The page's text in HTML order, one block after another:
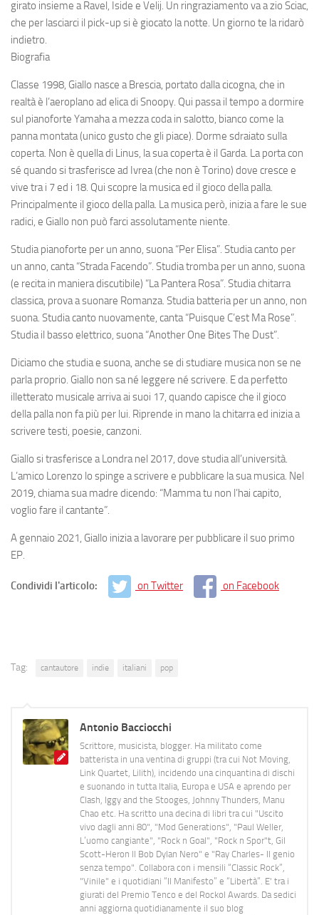
girato insieme a Ravel, Iside e Velij. Un ringraziamento va a zio Sciac,
che per lasciarci il pick-up si è giocato la notte. Un giorno te la ridarò
indietro.
Biografia
Classe 1998, Giallo nasce a Brescia, portato dalla cicogna, che in
realtà è l’aeroplano ad elica di Snoopy. Qui passa il tempo a dormire
sul pianoforte Yamaha a mezza coda in salotto, bianco come la
panna montata (unico gusto che gli piace). Dorme sdraiato sulla
coperta. Non è quella di Linus, la sua coperta è il Garda. La porta con
sé quando si trasferisce ad Ivrea (che non è Torino) dove cresce e
vive tra i 7 ed i 18. Qui scopre la musica ed il gioco della palla.
Principalmente il gioco della palla. La musica però, inizia a fare le sue
radici, e Giallo non può farci assolutamente niente.
Studia pianoforte per un anno, suona “Per Elisa”. Studia canto per
un anno, canta “Strada Facendo”. Studia tromba per un anno, suona
(e recita in maniera discutibile) “La Pantera Rosa”. Studia chitarra
classica, prova a suonare Romanza. Studia batteria per un anno, non
suona. Studia canto nuovamente, canta “Puisque C’est Ma Rose”.
Studia il basso elettrico, suona “Another One Bites The Dust”.
Diciamo che studia e suona, anche se di studiare musica non se ne
parla proprio. Giallo non sa né leggere né scrivere. E da perfetto
illetterato musicale arriva ai suoi 17, quando capisce che il gioco
della palla non fa più per lui. Riprende in mano la chitarra ed inizia a
scrivere testi, poesie, canzoni.
Giallo si trasferisce a Londra nel 2017, dove studia all’università.
L’amico Lorenzo lo spinge a scrivere e pubblicare la sua musica. Nel
2019, chiama sua madre dicendo: “Mamma tu non l’hai capito,
voglio fare il cantante”.
A gennaio 2021, Giallo inizia a lavorare per pubblicare il suo primo
EP.
Condividi l'articolo: on Twitter on Facebook
Tag: cantautore indie italiani pop
Antonio Bacciocchi
Scrittore, musicista, blogger. Ha militato come
batterista in una ventina di gruppi (tra cui Not Moving,
Link Quartet, Lilith), incidendo una cinquantina di dischi
e suonando in tutta Italia, Europa e USA e aprendo per
Clash, Iggy and the Stooges, Johnny Thunders, Manu
Chao etc. Ha scritto una decina di libri tra cui "Uscito
vivo dagli anni 80", "Mod Generations", "Paul Weller,
L’uomo cangiante", "Rock n Goal", "Rock n Spor"t, Gil
Scott-Heron Il Bob Dylan Nero" e "Ray Charles- Il genio
senza tempo". Collabora con i mensili “Classic Rock”,
"Vinile" e i quotidiani “Il Manifesto” e “Libertà”. E' tra i
giurati del Premio Tenco e del Rockol Awards. Da sedici
anni aggiorna quotidianamente il suo blog